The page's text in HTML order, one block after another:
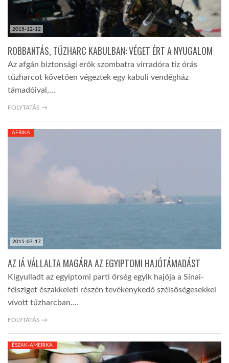
2015-12-12
ROBBANTÁS, TŰZHARC KABULBAN: VÉGET ÉRT A NYUGALOM
Az afgán biztonsági erők szombatra virradóra tíz órás
tűzharcot követően végeztek egy kabuli vendégház
támadóival,…
FOLYTATÁS →
2015-07-17
AFRIKA
AZ IÁ VÁLLALTA MAGÁRA AZ EGYIPTOMI HAJÓTÁMADÁST
Kigyulladt az egyiptomi parti őrség egyik hajója a Sínai-
félsziget északkeleti részén tevékenykedő szélsőségesekkel
vívott tűzharcban.…
FOLYTATÁS →
ÉSZAK-AMERIKA